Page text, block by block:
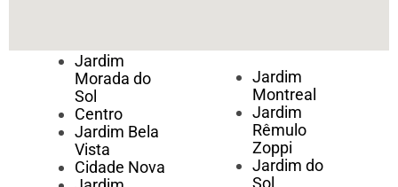
Jardim
Morada do
Sol
Centro
Jardim Bela
Vista
Cidade Nova
Jardim
Montreal
Jardim
Rêmulo
Zoppi
Jardim do